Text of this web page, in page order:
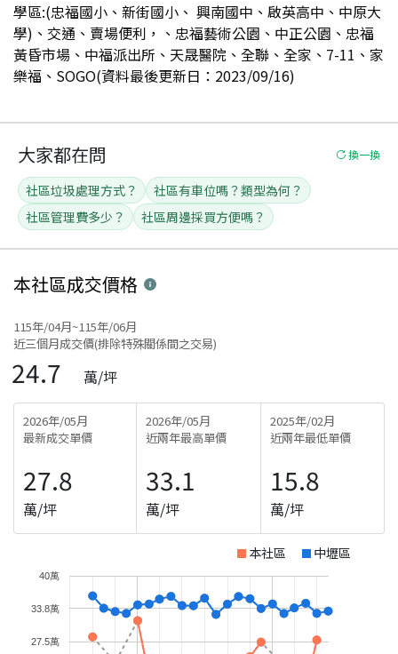
學區:(忠福國小、新街國小、 興南國中、啟英高中、中原大
學)、交通、賣場便利，、忠福藝術公園、中正公園、忠福
黃昏市場、中福派出所、天晟醫院、全聯、全家、7-11、家
樂福、SOGO(資料最後更新日：2023/09/16)
大家都在問 換一換
社區垃圾處理方式？
社區有車位嗎？類型為何？
社區管理費多少？
社區周邊採買方便嗎？
本社區成交價格
115年/04月~115年/06月
近三個月成交價(排除特殊關係間之交易)
24.7 萬/坪
2026年/05月
最新成交單價
27.8
萬/坪
2026年/05月
近兩年最高單價
33.1
萬/坪
2025年/02月
近兩年最低單價
15.8
萬/坪
本社區 中壢區
27.5萬
33.8萬
40萬